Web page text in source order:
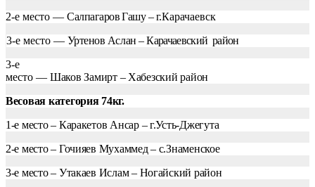
2-е место —Салпагаров Гашу – г.Карачаевск
3-е место — Уртенов Аслан –Карачаевский район
3-е
место — Шаков Замирт – Хабезский район
Весовая категория 74кг.
1-е место – Каракетов Ансар – г.Усть-Джегута
2-е место – Гочияев Мухаммед – с.Знаменское
3-е место – Утакаев Ислам – Ногайский район